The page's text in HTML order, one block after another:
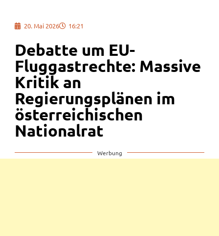
20. Mai 2026 16:21
Debatte um EU-
Fluggastrechte: Massive
Kritik an
Regierungsplänen im
österreichischen
Nationalrat
Werbung